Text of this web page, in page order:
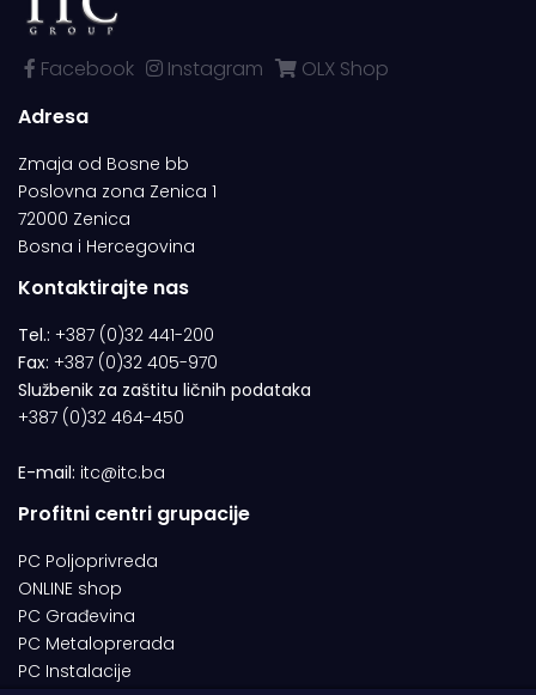
Facebook Instagram
OLX Shop
Adresa
Zmaja od Bosne bb
Poslovna zona Zenica 1
72000 Zenica
Bosna i Hercegovina
Kontaktirajte nas
Tel.: +387 (0)32 441-200
Fax: +387 (0)32 405-970
Službenik za zaštitu ličnih podataka
+387 (0)32 464-450
E-mail: itc@itc.ba
Profitni centri grupacije
PC Poljoprivreda
ONLINE shop
PC Građevina
PC Metaloprerada
PC Instalacije